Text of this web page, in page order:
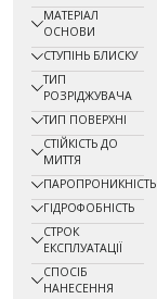
МАТЕРІАЛ
ОСНОВИ
СТУПІНЬ БЛИСКУ
ТИП
РОЗРІДЖУВАЧА
ТИП ПОВЕРХНІ
СТІЙКІСТЬ ДО
МИТТЯ
ПАРОПРОНИКНІСТЬ
ГІДРОФОБНІСТЬ
СТРОК
ЕКСПЛУАТАЦІЇ
СПОСІБ
НАНЕСЕННЯ